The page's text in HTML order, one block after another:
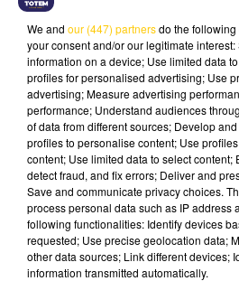
Lecture (4 min 27 sec)
25 mai 2026 - 4 min 27 sec
L'INFO DU CANTAL 25/
Ecoutez sur Totem
le pays de Brioude et Issoire
de nos journalistes sur le
We and our (447) partnersdo the
your consent and/or our legitimate
information on a device; Use limited data
profiles for personalised advertising; Use
advertising; Measure advertising
performance; Understand audiences
of data from different sources; Develop
profiles to personalise content; Use
content; Use limited data to select content;
detect fraud, and fix errors; Deliver and
Save and communicate privacy choices.
process personal data such as IP address
following functionalities: Identify devices
requested; Use precise geolocation data;
other data sources; Link different devices;
information transmitted automatically.